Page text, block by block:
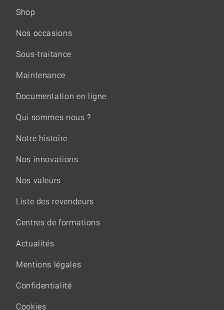
Shop
Nos occasions
Sous-traitance
Maintenance
Documentation en ligne
Qui sommes nous ?
Notre histoire
Nos innovations
Nos valeurs
Liste des revendeurs
Centres de formations
Actualités
Mentions légales
Confidentialité
Cookies